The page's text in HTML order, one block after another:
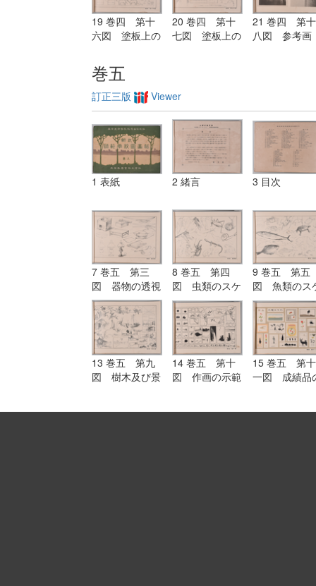
19 巻四 第十
六図 塗板上の
くも宜し）
20 巻四 第十
七図 塗板上の
21 巻四 第十
八図 参考画
巻五
訂正三版 Viewer
1 表紙 2 緒言 3 目次
7 巻五 第三
図 器物の透視
画
8 巻五 第四
図 虫類のスケ
ッチ
9 巻五 第五
図 魚類のス
ッチ
13 巻五 第九
図 樹木及び景
14 巻五 第十
図 作画の示範
15 巻五 第十
一図 成績品